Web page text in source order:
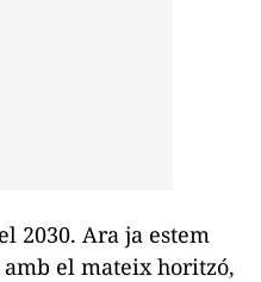
2030. Ara ja estem
amb el mateix horitzó,